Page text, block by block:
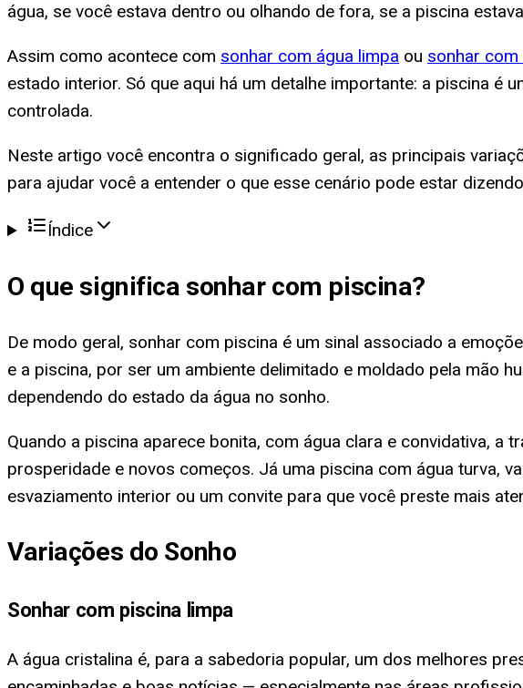
água, se você estava dentro ou olhando de fora, se a piscina
Assim como acontece com sonhar com água limpa ou sonhar com
estado interior. Só que aqui há um detalhe importante: a piscina é
controlada.
Neste artigo você encontra o significado geral, as principais
para ajudar você a entender o que esse cenário pode estar
Índice
O que significa sonhar com piscina?
De modo geral, sonhar com piscina é um sinal associado a
e a piscina, por ser um ambiente delimitado e moldado pela mão
dependendo do estado da água no sonho.
Quando a piscina aparece bonita, com água clara e convidativa,
prosperidade e novos começos. Já uma piscina com água turva,
esvaziamento interior ou um convite para que você preste mais
Variações do Sonho
Sonhar com piscina limpa
A água cristalina é, para a sabedoria popular, um dos melhores